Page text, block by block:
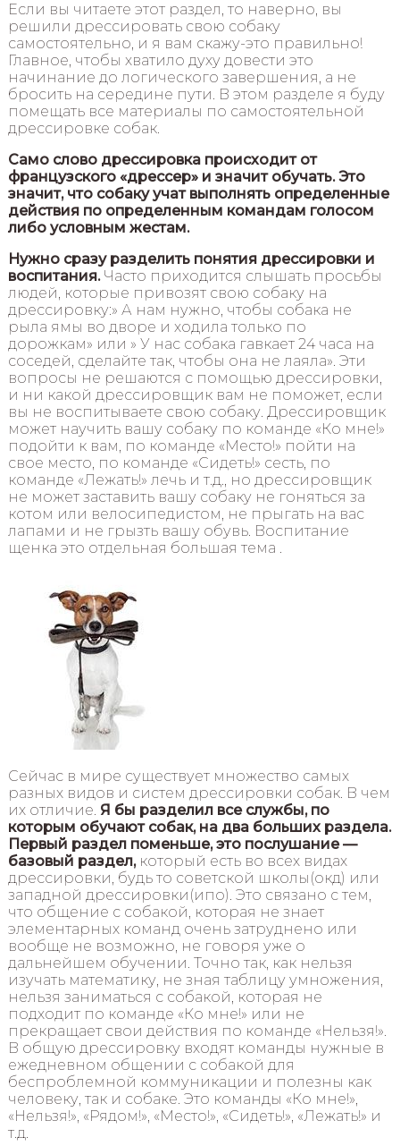
Если вы читаете этот раздел, то наверно, вы
решили дрессировать свою собаку
самостоятельно, и я вам скажу-это правильно!
Главное, чтобы хватило духу довести это
начинание до логического завершения, а не
бросить на середине пути. В этом разделе я буду
помещать все материалы по самостоятельной
дрессировке собак.
Само слово дрессировка происходит от
французского «дрессер» и значит обучать. Это
значит, что собаку учат выполнять определенные
действия по определенным командам голосом
либо условным жестам.
Нужно сразу разделить понятия дрессировки и
воспитания.Часто приходится слышать просьбы
людей, которые привозят свою собаку на
дрессировку:» А нам нужно, чтобы собака не
рыла ямы во дворе и ходила только по
дорожкам» или » У нас собака гавкает 24 часа на
соседей, сделайте так, чтобы она не лаяла». Эти
вопросы не решаются с помощью дрессировки,
и ни какой дрессировщик вам не поможет, если
вы не воспитываете свою собаку. Дрессировщик
может научить вашу собаку по команде «Ко мне!»
подойти к вам, по команде «Место!» пойти на
свое место, по команде «Сидеть!» сесть, по
команде «Лежать!» лечь и т.д., но дрессировщик
не может заставить вашу собаку не гоняться за
котом или велосипедистом, не прыгать на вас
лапами и не грызть вашу обувь. Воспитание
щенка это отдельная большая тема .
Сейчас в мире существует множество самых
разных видов и систем дрессировки собак. В чем
их отличие. Я бы разделил все службы, по
которым обучают собак, на два больших раздела.
Первый раздел поменьше, это послушание —
базовый раздел,который есть во всех видах
дрессировки, будь то советской школы(окд) или
западной дрессировки(ипо). Это связано с тем,
что общение с собакой, которая не знает
элементарных команд очень затруднено или
вообще не возможно, не говоря уже о
дальнейшем обучении. Точно так, как нельзя
изучать математику, не зная таблицу умножения,
нельзя заниматься с собакой, которая не
подходит по команде «Ко мне!» или не
прекращает свои действия по команде «Нельзя!».
В общую дрессировку входят команды нужные в
ежедневном общении с собакой для
беспроблемной коммуникации и полезны как
человеку, так и собаке. Это команды «Ко мне!»,
«Нельзя!», «Рядом!», «Место!», «Сидеть!», «Лежать!» и
т.д.